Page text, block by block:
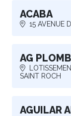
ACABA
15 AVENUE
AG
SAINT ROCH
AGUILAR